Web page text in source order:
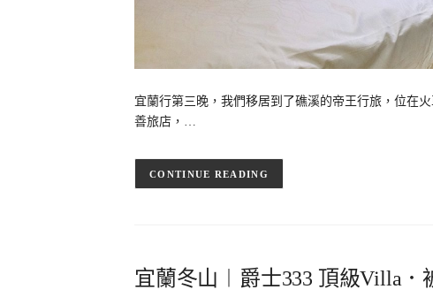
宜蘭行第三晚，我們移居到了礁溪的帝王行旅，位在
善旅店，…
CONTINUE READING
宜蘭冬山︱爵士333 頂級Villa